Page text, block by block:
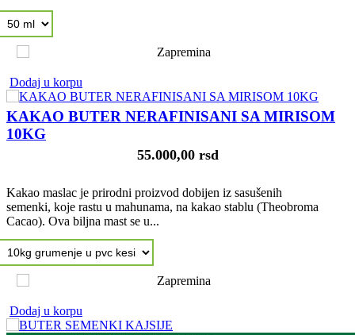
Dodaj u korpu
KAKAO BUTER NERAFINISANI SA MIRISOM
10KG
55.000,00 rsd
Kakao maslac je prirodni proizvod dobijen iz sasušenih
semenki, koje rastu u mahunama, na kakao stablu (Theobroma
Cacao). Ova biljna mast se u...
Dodaj u korpu